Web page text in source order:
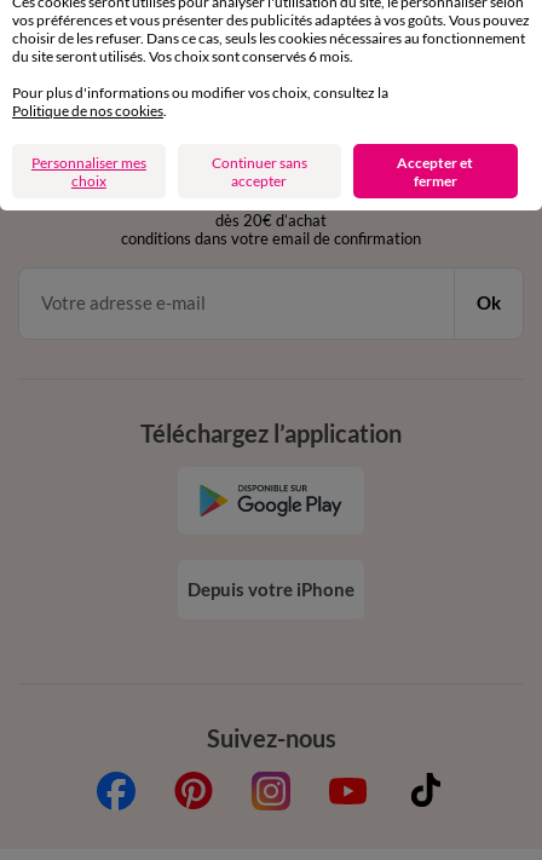
Service clients
par chat et par téléphone
de 8h00 à 20h00 du lundi au samedi
en vous inscrivant à la newsletter
dès 20€ d’achat
conditions dans votre email de confirmation
Ok
Suivez-nous
Téléchargez l’application
Depuis votre iPhone
vos préférences et vous présenter des publicités adaptées à vos goûts. Vous pouvez
choisir de les refuser. Dans ce cas, seuls les cookies nécessaires au fonctionnement
du site seront utilisés. Vos choix sont conservés 6 mois.
Pour plus d'informations ou modifier vos choix, consultez la
Politique de nos cookies.
Personnaliser mes
choix
Continuer sans
accepter
Accepter et
fermer